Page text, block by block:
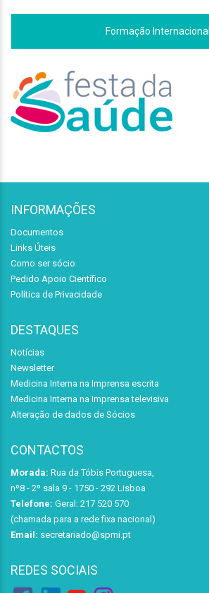
Formação Internacional
INFORMAÇÕES
Documentos
Links Úteis
Como ser sócio
Pedido Apoio Científico
Política de Privacidade
DESTAQUES
Notícias
Newsletter
Medicina Interna na Imprensa escrita
Medicina Interna na Imprensa televisiva
Alteração de dados de Sócios
CONTACTOS
Morada: Rua da Tóbis Portuguesa,
nº8 - 2º sala 9 - 1750 - 292 Lisboa
Telefone: Geral: 217 520 570
(chamada para a rede fixa nacional)
Email: secretariado@spmi.pt
REDES SOCIAIS